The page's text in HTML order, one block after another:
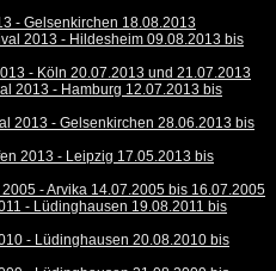
- Gelsenkirchen 18.08.2013
2013 - Hildesheim 09.08.2013 bis
- Köln 20.07.2013 und 21.07.2013
2013 - Hamburg 12.07.2013 bis
2013 - Gelsenkirchen 28.06.2013 bis
2013 - Leipzig 17.05.2013 bis
- Arvika 14.07.2005 bis 16.07.2005
- Lüdinghausen 19.08.2011 bis
- Lüdinghausen 20.08.2010 bis